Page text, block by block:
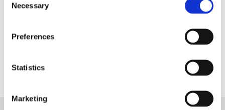
Selection
Necessary
Preferences
Statistics
Marketing